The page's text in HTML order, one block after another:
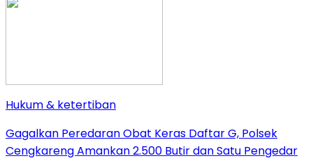
Hukum & ketertiban
Gagalkan Peredaran Obat Keras Daftar G, Polsek
Cengkareng Amankan 2.500 Butir dan Satu Pengedar